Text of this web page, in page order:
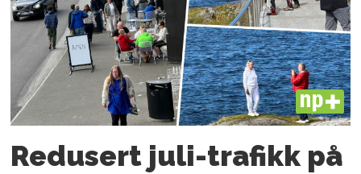
PLUS
Redusert juli-trafikk på